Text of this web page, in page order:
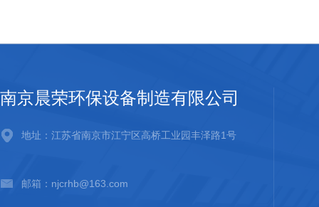
南京晨荣环保设备制造有限公司
地址：江苏省南京市江宁区高桥工业园丰泽路1号
邮箱：njcrhb@163.com